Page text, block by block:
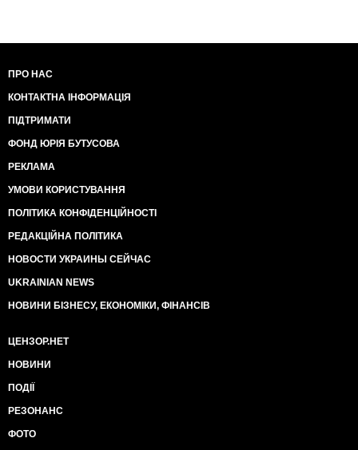
ПРО НАС
КОНТАКТНА ІНФОРМАЦІЯ
ПІДТРИМАТИ
ФОНД ЮРІЯ БУТУСОВА
РЕКЛАМА
УМОВИ КОРИСТУВАННЯ
ПОЛІТИКА КОНФІДЕНЦІЙНОСТІ
РЕДАКЦІЙНА ПОЛІТИКА
НОВОСТИ УКРАИНЫ СЕЙЧАС
UKRAINIAN NEWS
НОВИНИ БІЗНЕСУ, ЕКОНОМІКИ, ФІНАНСІВ
ЦЕНЗОР.НЕТ
НОВИНИ
ПОДІЇ
РЕЗОНАНС
ФОТО